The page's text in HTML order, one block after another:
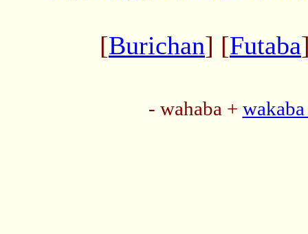
[Burichan] [Futaba
- wahaba +